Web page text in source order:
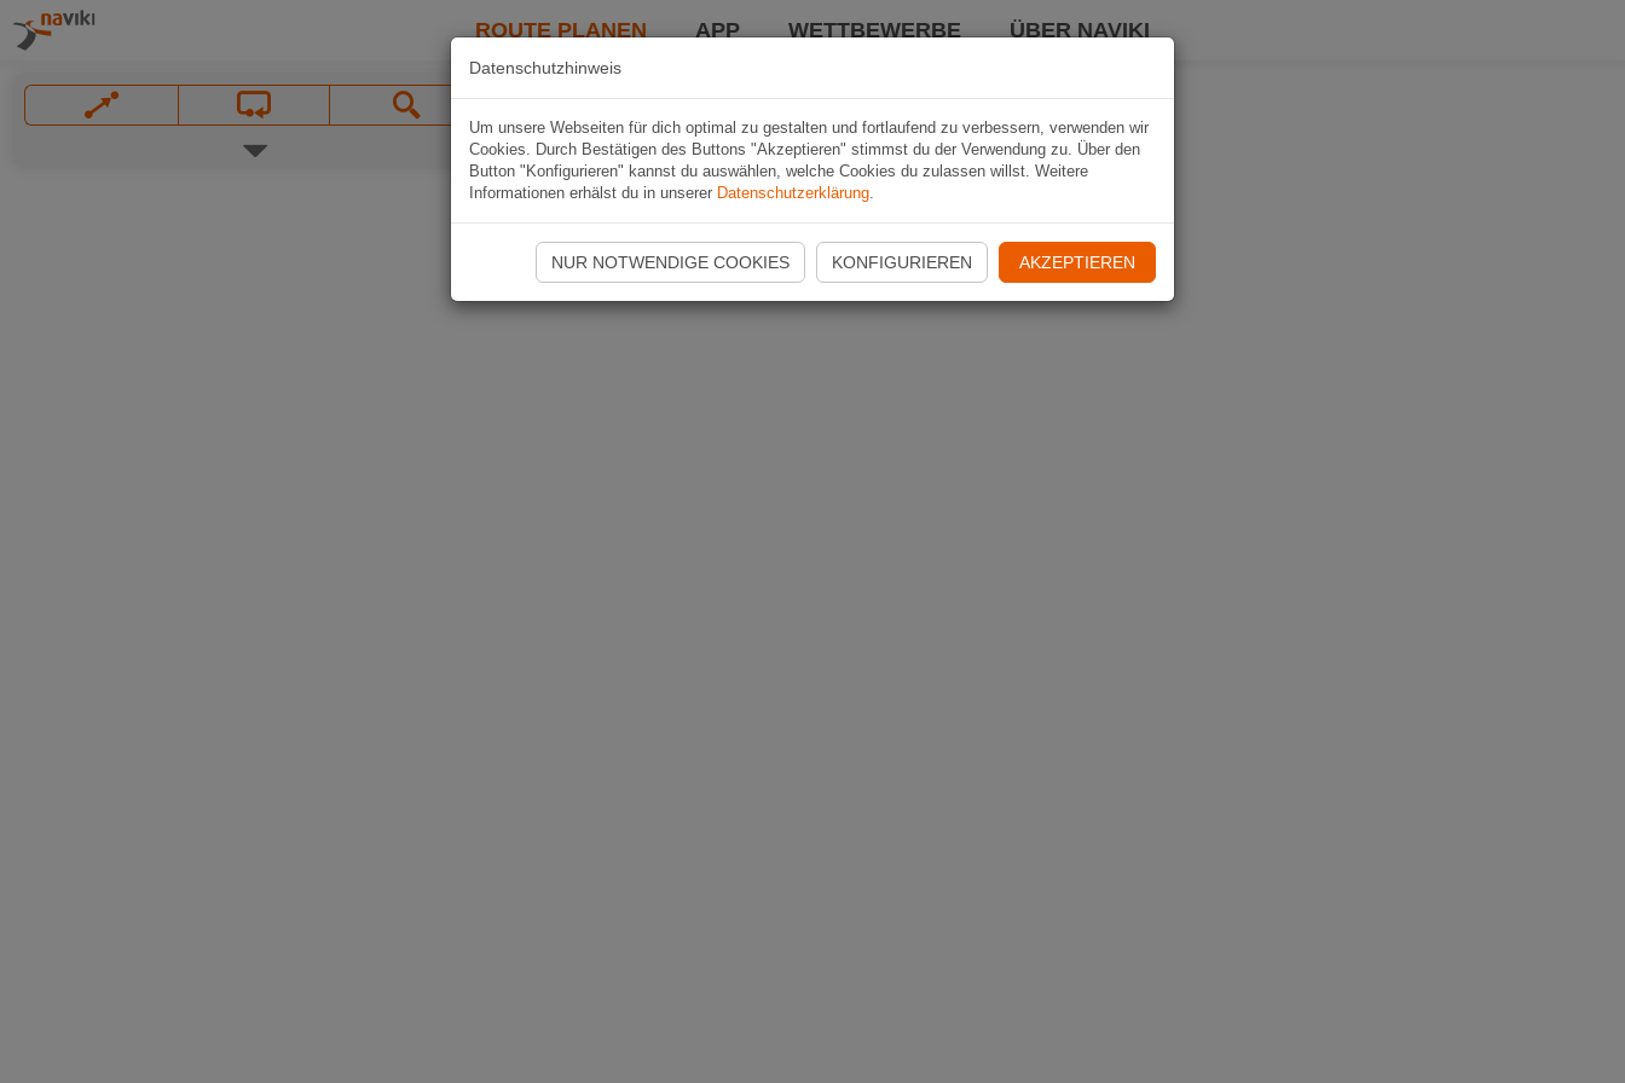
ROUTE PLANEN APP WETTBEWERBE ÜBER NAVIKI
Datenschutzhinweis
Um unsere Webseiten für dich optimal zu gestalten und fortlaufend zu verbessern, verwenden wir
Cookies. Durch Bestätigen des Buttons "Akzeptieren" stimmst du der Verwendung zu. Über den
Button "Konfigurieren" kannst du auswählen, welche Cookies du zulassen willst. Weitere
Informationen erhälst du in unserer Datenschutzerklärung.
NUR NOTWENDIGE COOKIES KONFIGURIEREN AKZEPTIEREN